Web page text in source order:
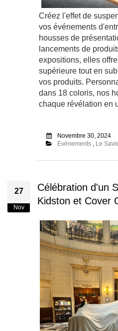
Créez l'effet de
vos événements
housses de
lancements de
expositions, elles
supérieure tout en
vos produits.
dans 18 coloris, nos
chaque révélation en
Novembre 30, 2024
Evénements, Le
27
Nov
Célébration d'un
Kidston et Cover